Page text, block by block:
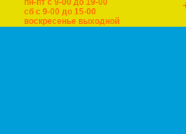
пн-пт с 9-00 до 19-00
сб с 9-00 до 15-00
воскресенье выходной